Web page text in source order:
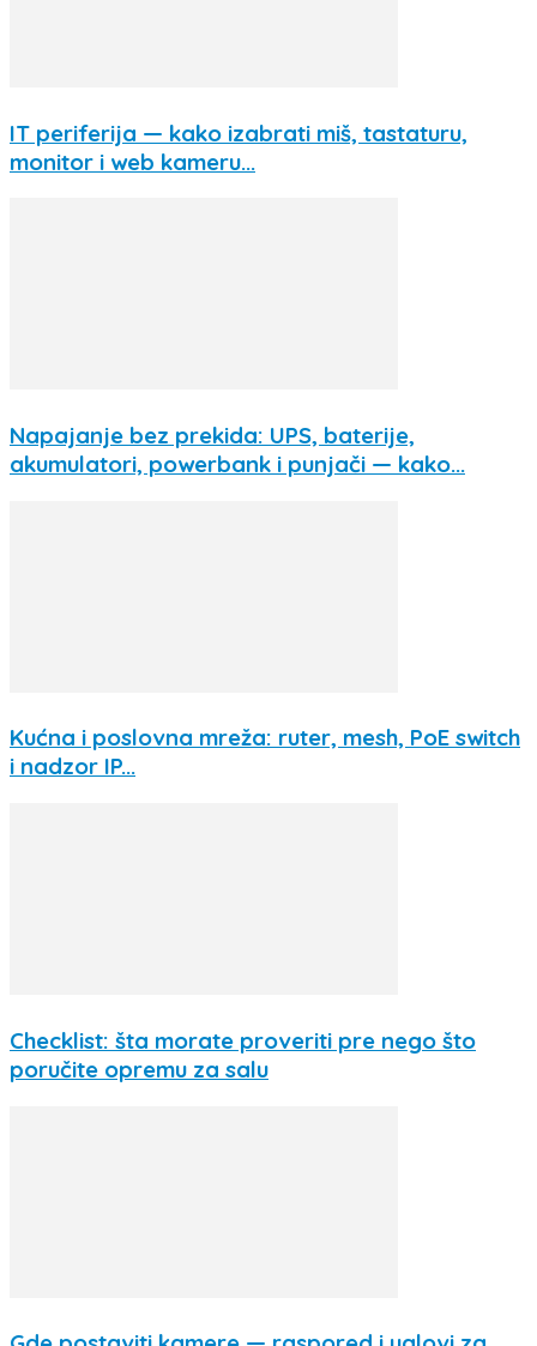
IT periferija — kako izabrati miš, tastaturu,
monitor i web kameru...
Napajanje bez prekida: UPS, baterije,
akumulatori, powerbank i punjači — kako...
Kućna i poslovna mreža: ruter, mesh, PoE switch
i nadzor IP...
Checklist: šta morate proveriti pre nego što
poručite opremu za salu